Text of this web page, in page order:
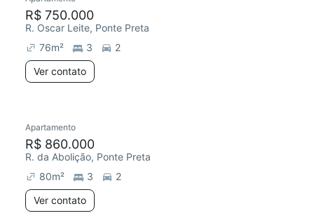
R$ 750.000
R. Oscar Leite, Ponte Preta
76m² 3
2
Ver contato
Apartamento
R$ 860.000
R. da Abolição, Ponte Preta
80m² 3
2
Ver contato